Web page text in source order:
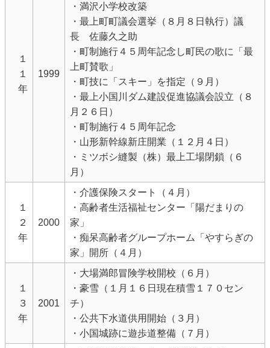
１
１
年
1999
・満沢小学校改築
・最上町町議会選挙（８月８日執行）議
長 佐藤久之助
・町制施行４５周年記念し町民の歌に「最
上町賛歌」
・町技に「スキー」を指定（９月）
・最上小国川ダム建設促進協議会設立（８
月２６日）
・町制施行４５周年記念
・山形新幹線新庄開業（１２月４日）
・ミツボシ縫製（株）最上工場閉鎖（６
月）
１
２
年
2000
・介護保険スタート（４月）
・高齢者生活福祉センター「陽だまりの
家」
・痴呆高齢者グループホーム「やすらぎの
家」開所（４月）
１
３
年
2001
・大場満郎冒険学校開校（６月）
・豪雪（１月１６日現在積雪１７０セン
チ）
・公共下水道供用開始（３月）
・小国城跡に遊歩道整備（７月）